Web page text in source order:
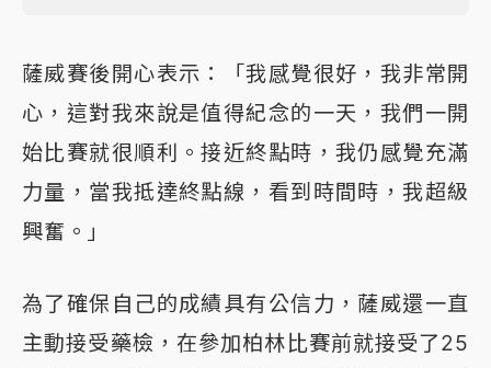
薩威賽後開心表示：「我感覺很好，我非常開
心，這對我來說是值得紀念的一天，我們一開
始比賽就很順利。接近終點時，我仍感覺充滿
力量，當我抵達終點線，看到時間時，我超級
興奮。」
為了確保自己的成績具有公信力，薩威還一直
主動接受藥檢，在參加柏林比賽前就接受了25